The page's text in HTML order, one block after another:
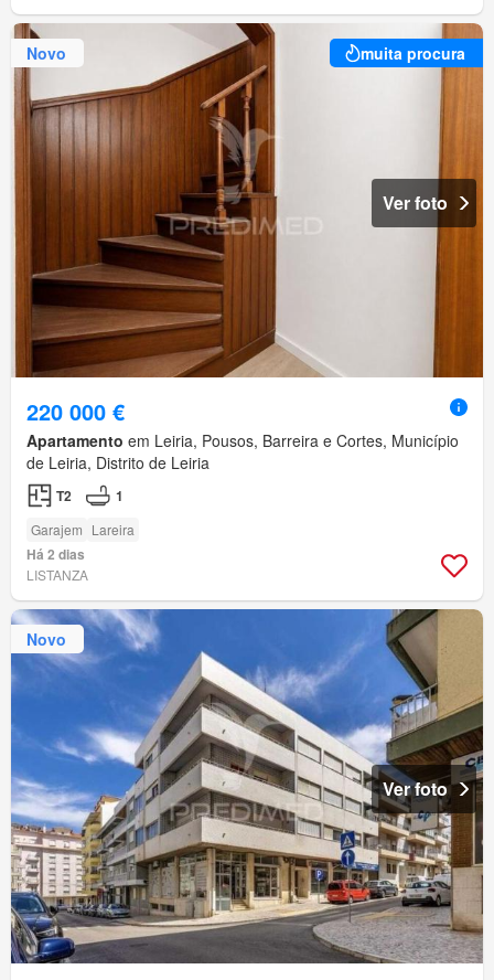
Novo muita procura
Ver foto
220 000 €
Apartamento em Leiria, Pousos, Barreira e Cortes, Município
de Leiria, Distrito de Leiria
T2 1
Garajem Lareira
Há 2 dias
LISTANZA
Novo
Ver foto